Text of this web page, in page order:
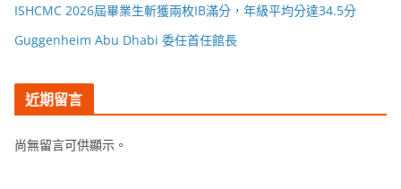
ISHCMC 2026屆畢業生斬獲兩枚IB滿分，年級平均分達34.5分
Guggenheim Abu Dhabi 委任首任館長
近期留言
尚無留言可供顯示。